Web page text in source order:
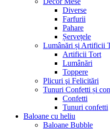
Diverse
Farfurii
Pahare
Șervețele
Lumânări și Artificii
Artificii Tort
Lumânări
Toppere
Plicuri şi Felicitări
Tunuri Confetti și
Confetti
Tunuri confetti
Baloane cu heliu
Baloane Bubble